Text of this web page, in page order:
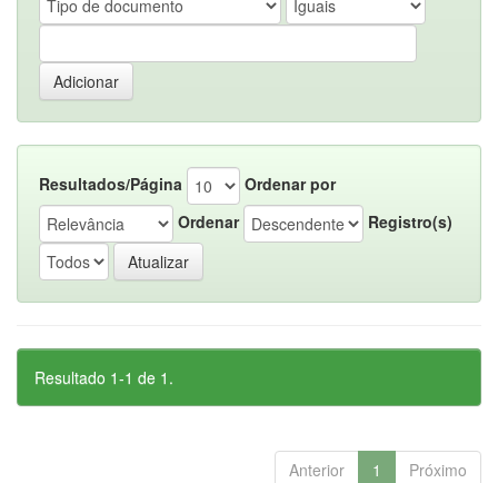
Resultados/Página
Ordenar por
Ordenar
Registro(s)
Resultado 1-1 de 1.
Anterior 1 Próximo